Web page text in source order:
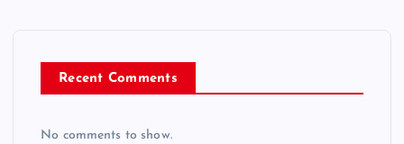
Recent Comments
No comments to show.